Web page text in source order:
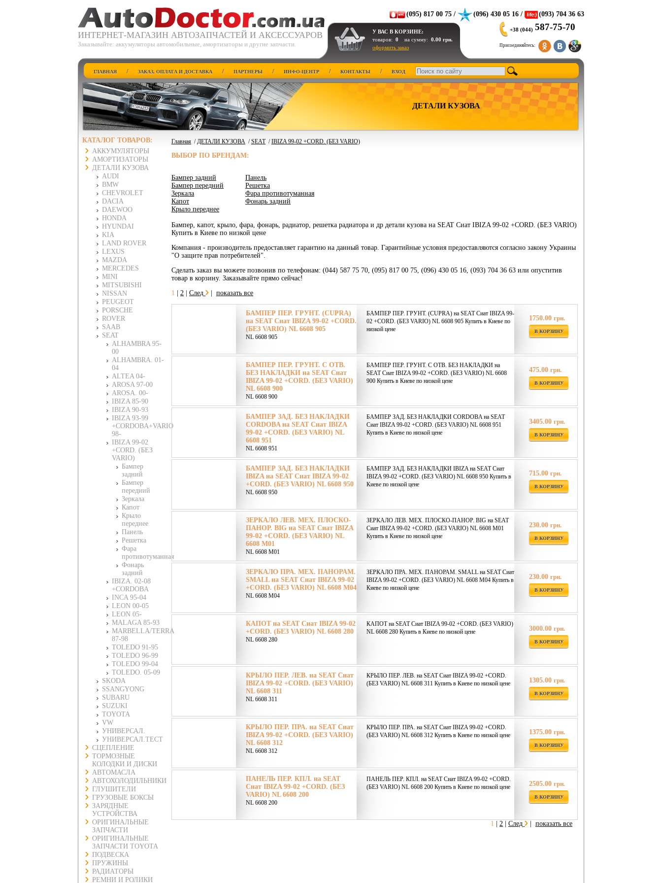
ИНТЕРНЕТ-МАГАЗИН АВТОЗАПЧАСТЕЙ И АКСЕССУАРОВ
Заказывайте: аккумуляторы автомобильные, амортизаторы и другие запчасти.
(095) 817 00 75 / (096) 430 05 16 / (093) 704 36 63
У ВАС В КОРЗИНЕ:
товаров: 0 на сумму: 0.00 грн.
оформить заказ
+38 (044) 587-75-70
Присоединяйтесь:
ГЛАВНАЯ / ЗАКАЗ, ОПЛАТА И ДОСТАВКА / ПАРТНЕРЫ / ИНФО-ЦЕНТР / КОНТАКТЫ / ВХОД
ДЕТАЛИ КУЗОВА
КАТАЛОГ ТОВАРОВ:
АККУМУЛЯТОРЫ
АМОРТИЗАТОРЫ
ДЕТАЛИ КУЗОВА
AUDI
BMW
CHEVROLET
DACIA
DAEWOO
HONDA
HYUNDAI
KIA
LAND ROVER
LEXUS
MAZDA
MERCEDES
MINI
MITSUBISHI
NISSAN
PEUGEOT
PORSCHE
ROVER
SAAB
SEAT
ALHAMBRA 95-
00
ALHAMBRA. 01-
04
ALTEA 04-
AROSA 97-00
AROSA. 00-
IBIZA 85-90
IBIZA 90-93
IBIZA 93-99
+CORDOBA+VARIO
98-
IBIZA 99-02
+CORD. (БЕЗ
VARIO)
Бампер
задний
Бампер
передний
Зеркала
Капот
Крыло
переднее
Панель
Решетка
Фара
противотуманная
Фонарь
задний
IBIZA. 02-08
+CORDOBA
INCA 95-04
LEON 00-05
LEON 05-
MALAGA 85-93
MARBELLA/TERRA
87-98
TOLEDO 91-95
TOLEDO 96-99
TOLEDO 99-04
TOLEDO. 05-09
SKODA
SSANGYONG
SUBARU
SUZUKI
TOYOTA
VW
УНИВЕРСАЛ.
УНИВЕРСАЛ.ТЕСТ
СЦЕПЛЕНИЕ
ТОРМОЗНЫЕ
КОЛОДКИ И ДИСКИ
АВТОМАСЛА
АВТОХОЛОДИЛЬНИКИ
ГЛУШИТЕЛИ
ГРУЗОВЫЕ БОКСЫ
ЗАРЯДНЫЕ
УСТРОЙСТВА
ОРИГИНАЛЬНЫЕ
ЗАПЧАСТИ
ОРИГИНАЛЬНЫЕ
ЗАПЧАСТИ TOYOTA
ПОДВЕСКА
ПРУЖИНЫ
РАДИАТОРЫ
РЕМНИ И РОЛИКИ
Главная /ДЕТАЛИ КУЗОВА /SEAT/IBIZA 99-02 +CORD. (БЕЗ VARIO)
ВЫБОР ПО БРЕНДАМ:
Бампер задний
Бампер передний
Зеркала
Капот
Крыло переднее
Панель
Решетка
Фара противотуманная
Фонарь задний
Бампер, капот, крыло, фара, фонарь, радиатор, решетка радиатора и др детали кузова на SEAT Сиат IBIZA 99-02 +CORD. (БЕЗ VARIO)
Купить в Киеве по низкой цене
Компания - производитель предоставляет гарантию на данный товар. Гарантийные условия предоставляются согласно закону Украины
"О защите прав потребителей".
Сделать заказ вы можете позвонив по телефонам: (044) 587 75 70, (095) 817 00 75, (096) 430 05 16, (093) 704 36 63 или опуститив
товар в корзину. Заказывайте прямо сейчас!
1
2 След показать все
БАМПЕР ПЕР. ГРУНТ. (CUPRA)
на SEAT Сиат IBIZA 99-02 +CORD.
(БЕЗ VARIO) NL 6608 905
NL 6608 905
БАМПЕР ПЕР. ГРУНТ. (CUPRA) на SEAT Сиат IBIZA 99-
02 +CORD. (БЕЗ VARIO) NL 6608 905 Купить в Киеве по
низкой цене
1750.00 грн.
В КОРЗИНУ
БАМПЕР ПЕР. ГРУНТ. С ОТВ.
БЕЗ НАКЛАДКИ на SEAT Сиат
IBIZA 99-02 +CORD. (БЕЗ VARIO)
NL 6608 900
NL 6608 900
БАМПЕР ПЕР. ГРУНТ. С ОТВ. БЕЗ НАКЛАДКИ на
SEAT Сиат IBIZA 99-02 +CORD. (БЕЗ VARIO) NL 6608
900 Купить в Киеве по низкой цене
475.00 грн.
В КОРЗИНУ
БАМПЕР ЗАД. БЕЗ НАКЛАДКИ
CORDOBA на SEAT Сиат IBIZA
99-02 +CORD. (БЕЗ VARIO) NL
6608 951
NL 6608 951
БАМПЕР ЗАД. БЕЗ НАКЛАДКИ CORDOBA на SEAT
Сиат IBIZA 99-02 +CORD. (БЕЗ VARIO) NL 6608 951
Купить в Киеве по низкой цене
3405.00 грн.
В КОРЗИНУ
БАМПЕР ЗАД. БЕЗ НАКЛАДКИ
IBIZA на SEAT Сиат IBIZA 99-02
+CORD. (БЕЗ VARIO) NL 6608 950
NL 6608 950
БАМПЕР ЗАД. БЕЗ НАКЛАДКИ IBIZA на SEAT Сиат
IBIZA 99-02 +CORD. (БЕЗ VARIO) NL 6608 950 Купить в
Киеве по низкой цене
715.00 грн.
В КОРЗИНУ
ЗЕРКАЛО ЛЕВ. МЕХ. ПЛОСКО-
ПАНОР. BIG на SEAT Сиат IBIZA
99-02 +CORD. (БЕЗ VARIO) NL
6608 M01
NL 6608 M01
ЗЕРКАЛО ЛЕВ. МЕХ. ПЛОСКО-ПАНОР. BIG на SEAT
Сиат IBIZA 99-02 +CORD. (БЕЗ VARIO) NL 6608 M01
Купить в Киеве по низкой цене
230.00 грн.
В КОРЗИНУ
ЗЕРКАЛО ПРА. МЕХ. ПАНОРАМ.
SMALL на SEAT Сиат IBIZA 99-02
+CORD. (БЕЗ VARIO) NL 6608 M04
NL 6608 M04
ЗЕРКАЛО ПРА. МЕХ. ПАНОРАМ. SMALL на SEAT Сиат
IBIZA 99-02 +CORD. (БЕЗ VARIO) NL 6608 M04 Купить в
Киеве по низкой цене
230.00 грн.
В КОРЗИНУ
КАПОТ на SEAT Сиат IBIZA 99-02
+CORD. (БЕЗ VARIO) NL 6608 280
NL 6608 280
КАПОТ на SEAT Сиат IBIZA 99-02 +CORD. (БЕЗ VARIO)
NL 6608 280 Купить в Киеве по низкой цене
3000.00 грн.
В КОРЗИНУ
КРЫЛО ПЕР. ЛЕВ. на SEAT Сиат
IBIZA 99-02 +CORD. (БЕЗ VARIO)
NL 6608 311
NL 6608 311
КРЫЛО ПЕР. ЛЕВ. на SEAT Сиат IBIZA 99-02 +CORD.
(БЕЗ VARIO) NL 6608 311 Купить в Киеве по низкой цене
1305.00 грн.
В КОРЗИНУ
КРЫЛО ПЕР. ПРА. на SEAT Сиат
IBIZA 99-02 +CORD. (БЕЗ VARIO)
NL 6608 312
NL 6608 312
КРЫЛО ПЕР. ПРА. на SEAT Сиат IBIZA 99-02 +CORD.
(БЕЗ VARIO) NL 6608 312 Купить в Киеве по низкой цене
1375.00 грн.
В КОРЗИНУ
ПАНЕЛЬ ПЕР. КПЛ. на SEAT
Сиат IBIZA 99-02 +CORD. (БЕЗ
VARIO) NL 6608 200
NL 6608 200
ПАНЕЛЬ ПЕР. КПЛ. на SEAT Сиат IBIZA 99-02 +CORD.
(БЕЗ VARIO) NL 6608 200 Купить в Киеве по низкой цене
2505.00 грн.
В КОРЗИНУ
1 2 След показать все